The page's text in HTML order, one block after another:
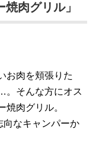
肉グリル」
お肉を頬張りた
そんな方にオス
焼肉グリル。
向なキャンパーか